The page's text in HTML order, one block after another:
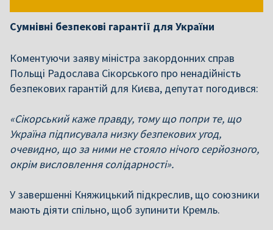
Сумнівні безпекові гарантії для України
Коментуючи заяву міністра закордонних справ
Польщі Радослава Сікорського про ненадійність
безпекових гарантій для Києва, депутат погодився:
«Сікорський каже правду, тому що попри те, що
Україна підписувала низку безпекових угод,
очевидно, що за ними не стояло нічого серйозного,
окрім висловлення солідарності».
У завершенні Княжицький підкреслив, що союзники
мають діяти спільно, щоб зупинити Кремль.